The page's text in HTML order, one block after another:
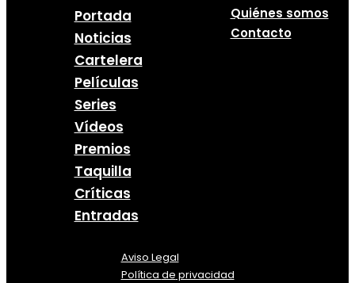
Portada
Noticias
Cartelera
Películas
Series
Vídeos
Premios
Taquilla
Críticas
Entradas
Quiénes somos
Contacto
Aviso Legal
Política de privacidad